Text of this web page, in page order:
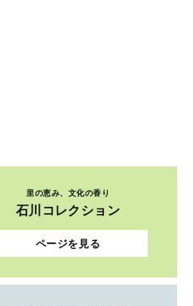
里の恵み、文化の香り
石川コレクション
ページを見る